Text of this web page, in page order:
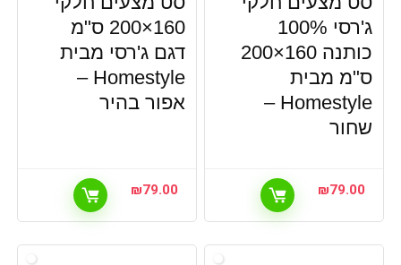
ג'רסי 100%
כותנה 160×200
ס"מ מבית
Homestyle –
שחור
₪79.00
160×200 ס"מ
דגם ג'רסי מבית
Homestyle –
אפור בהיר
₪79.00